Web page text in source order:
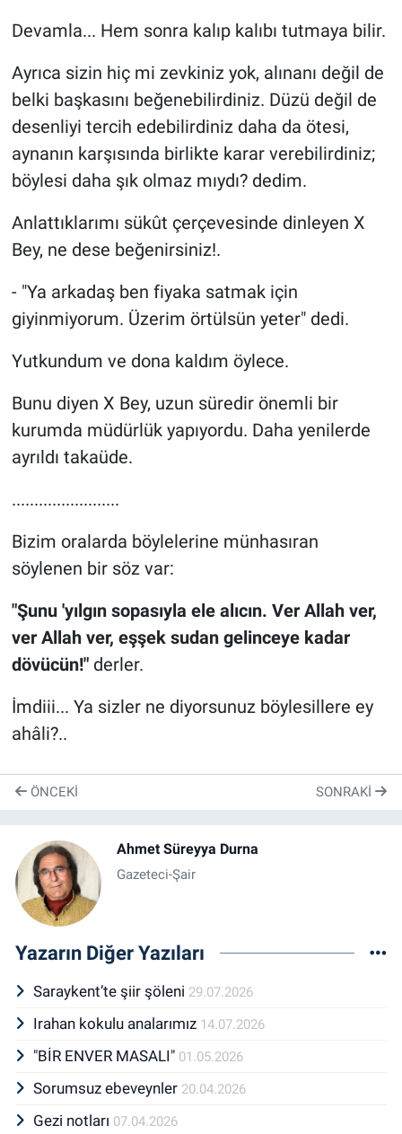
Devamla... Hem sonra kalıp kalıbı tutmaya bilir.
Ayrıca sizin hiç mi zevkiniz yok, alınanı değil de
belki başkasını beğenebilirdiniz. Düzü değil de
desenliyi tercih edebilirdiniz daha da ötesi,
aynanın karşısında birlikte karar verebilirdiniz;
böylesi daha şık olmaz mıydı? dedim.
Anlattıklarımı sükût çerçevesinde dinleyen X
Bey, ne dese beğenirsiniz!.
- "Ya arkadaş ben fiyaka satmak için
giyinmiyorum. Üzerim örtülsün yeter" dedi.
Yutkundum ve dona kaldım öylece.
Bunu diyen X Bey, uzun süredir önemli bir
kurumda müdürlük yapıyordu. Daha yenilerde
ayrıldı takaüde.
........................
Bizim oralarda böylelerine münhasıran
söylenen bir söz var:
"Şunu 'yılgın sopasıyla ele alıcın. Ver Allah ver,
ver Allah ver, eşşek sudan gelinceye kadar
dövücün!"derler.
İmdiii... Ya sizler ne diyorsunuz böylesillere ey
ahâli?..
ÖNCEKI SONRAKI
Ahmet Süreyya Durna
Gazeteci-Şair
Yazarın Diğer Yazıları
Saraykent’te şiir şöleni 29.07.2026
Irahan kokulu analarımız 14.07.2026
"BİR ENVER MASALI" 01.05.2026
Sorumsuz ebeveynler 20.04.2026
Gezi notları 07.04.2026